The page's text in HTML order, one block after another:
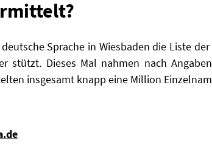
Sprache in Wiesbaden die Liste
stützt. Dieses Mal nahmen nach
insgesamt knapp eine Million